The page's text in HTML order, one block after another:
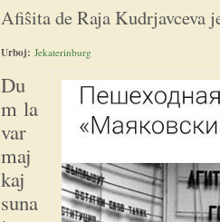
Afiŝita deRaja Kudrjavceva
Urboj: Jekaterinburg
Du
m la
var
maj
kaj
suna